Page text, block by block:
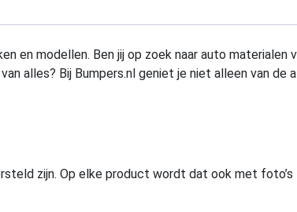
en modellen. Ben jij op zoek naar auto materialen
alles? Bij Bumpers.nl geniet je niet alleen van
zijn. Op elke product wordt dat ook met